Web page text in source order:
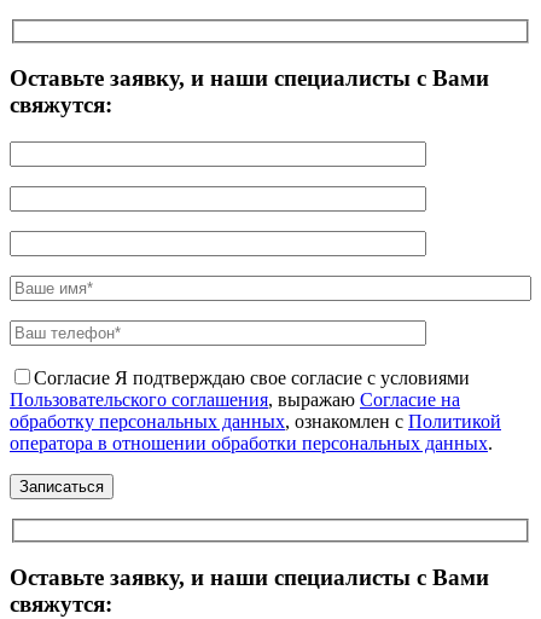
Оставьте заявку, и наши специалисты с Вами
свяжутся:
Согласие Я подтверждаю свое согласие с условиями
Пользовательского соглашения, выражаю Согласие на
обработку персональных данных, ознакомлен с Политикой
оператора в отношении обработки персональных данных.
Оставьте заявку, и наши специалисты с Вами
свяжутся: